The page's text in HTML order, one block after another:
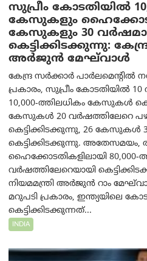
സുപ്രീം കോടതിയിൽ
കേസുകളും
കേസുകളും 30
കെട്ടിക്കിടക്കുന്നു:
അര്‍ജുന്‍ മേഘ്‌വാള്‍
കേന്ദ്ര സർക്കാർ
പ്രകാരം, സുപ്രീം കോടതിയിൽ
10,000-ത്തിലധികം കേസുകൾ
കേസുകൾ 20 വർഷത്തിലേറെ
കെട്ടിക്കിടക്കുന്നു, 26 കേസുകൾ
കെട്ടിക്കിടക്കുന്നു. അതേസമയം,
ഹൈക്കോടതികളിലായി
വർഷത്തിലേറെയായി
നിയമമന്ത്രി അർജുൻ റാം
മറുപടി പ്രകാരം, ഇന്ത്യയിലെ
കെട്ടിക്കിടക്കുന്നത്...
INDIA